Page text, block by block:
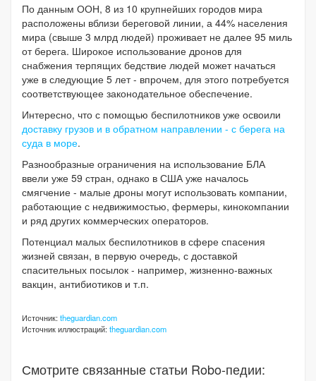
По данным ООН, 8 из 10 крупнейших городов мира
расположены вблизи береговой линии, а 44% населения
мира (свыше 3 млрд людей) проживает не далее 95 миль
от берега. Широкое использование дронов для
снабжения терпящих бедствие людей может начаться
уже в следующие 5 лет - впрочем, для этого потребуется
соответствующее законодательное обеспечение.
Интересно, что с помощью беспилотников уже освоили
доставку грузов и в обратном направлении - с берега на
суда в море.
Разнообразные ограничения на использование БЛА
ввели уже 59 стран, однако в США уже началось
смягчение - малые дроны могут использовать компании,
работающие с недвижимостью, фермеры, кинокомпании
и ряд других коммерческих операторов.
Потенциал малых беспилотников в сфере спасения
жизней связан, в первую очередь, с доставкой
спасительных посылок - например, жизненно-важных
вакцин, антибиотиков и т.п.
Источник:theguardian.com
Источник иллюстраций:theguardian.com
Смотрите связанные статьи Robo-педии: